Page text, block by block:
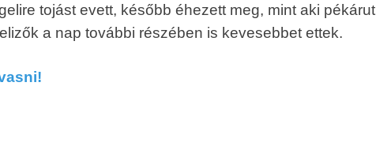
tojást evett, később éhezett meg, mint aki pékárut
a nap további részében is kevesebbet ettek.